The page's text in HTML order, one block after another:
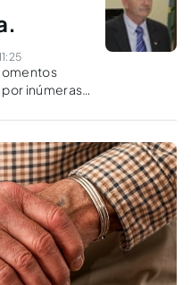
inúmeras
surgir pela